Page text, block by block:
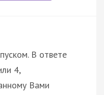
В ответе
4,
Вами